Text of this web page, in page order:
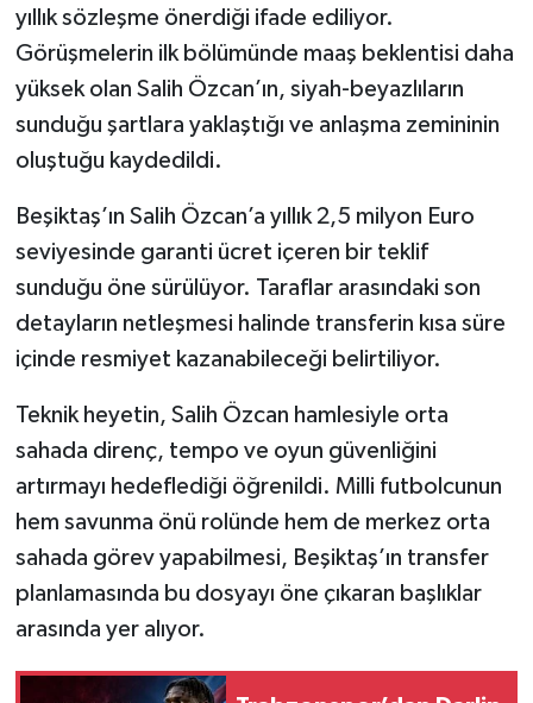
yıllık sözleşme önerdiği ifade ediliyor.
Görüşmelerin ilk bölümünde maaş beklentisi daha
yüksek olan Salih Özcan’ın, siyah-beyazlıların
sunduğu şartlara yaklaştığı ve anlaşma zemininin
oluştuğu kaydedildi.
Beşiktaş’ın Salih Özcan’a yıllık 2,5 milyon Euro
seviyesinde garanti ücret içeren bir teklif
sunduğu öne sürülüyor. Taraflar arasındaki son
detayların netleşmesi halinde transferin kısa süre
içinde resmiyet kazanabileceği belirtiliyor.
Teknik heyetin, Salih Özcan hamlesiyle orta
sahada direnç, tempo ve oyun güvenliğini
artırmayı hedeflediği öğrenildi. Milli futbolcunun
hem savunma önü rolünde hem de merkez orta
sahada görev yapabilmesi, Beşiktaş’ın transfer
planlamasında bu dosyayı öne çıkaran başlıklar
arasında yer alıyor.